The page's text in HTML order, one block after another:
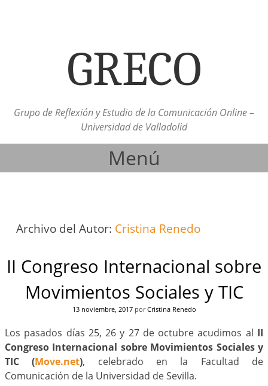
GRECO
Grupo de Reflexión y Estudio de la Comunicación Online –
Universidad de Valladolid
Menú
Archivo del Autor: Cristina Renedo
II Congreso Internacional sobre
Movimientos Sociales y TIC
13 noviembre, 2017porCristina Renedo
Los pasados días 25, 26 y 27 de octubre acudimos al II
Congreso Internacional sobre Movimientos Sociales y
TIC (Move.net), celebrado en la Facultad de
Comunicación de la Universidad de Sevilla.